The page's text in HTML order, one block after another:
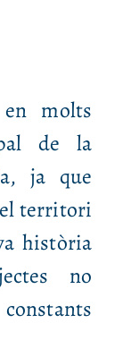
molts
de la
ja que
territori
història
no